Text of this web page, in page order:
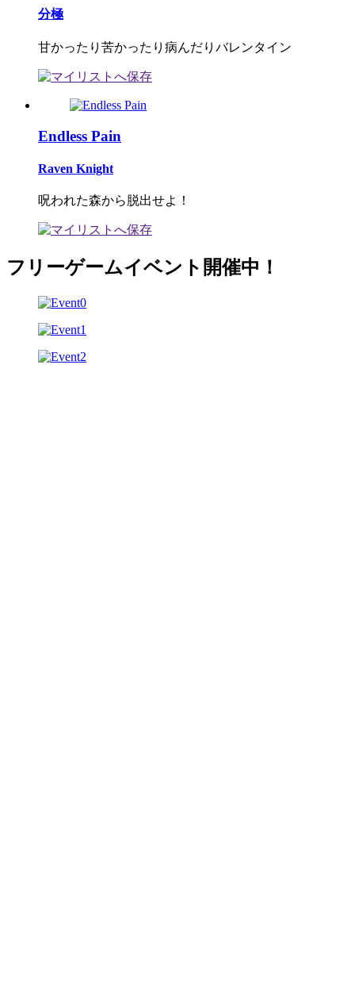
分極
甘かったり苦かったり病んだりバレンタイン
Endless Pain
Raven Knight
呪われた森から脱出せよ！
フリーゲームイベント開催中！